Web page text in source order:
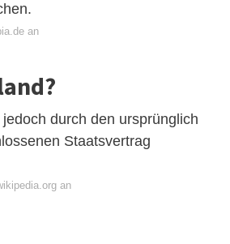
an
durch den ursprünglich
Staatsvertrag
an